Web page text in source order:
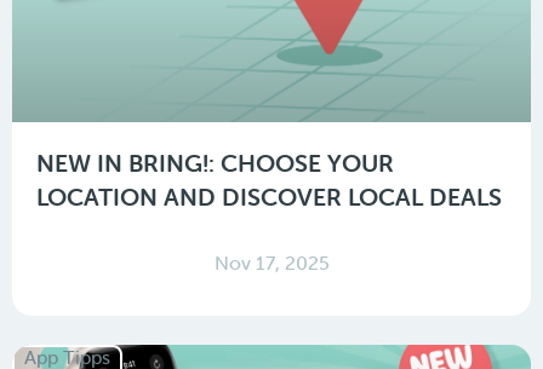
NEW IN BRING!: CHOOSE YOUR
LOCATION AND DISCOVER LOCAL DEALS
Nov 17, 2025
App Tipps